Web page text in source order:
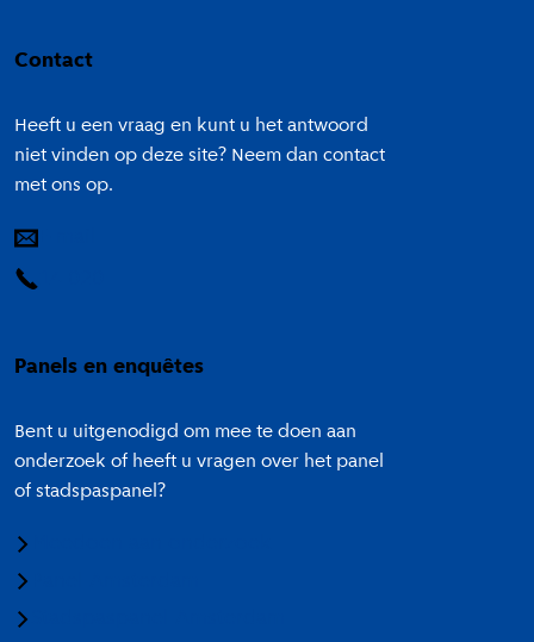
Contact
Heeft u een vraag en kunt u het antwoord
niet vinden op deze site? Neem dan contact
met ons op.
Panels en enquêtes
Bent u uitgenodigd om mee te doen aan
onderzoek of heeft u vragen over het panel
of stadspaspanel?